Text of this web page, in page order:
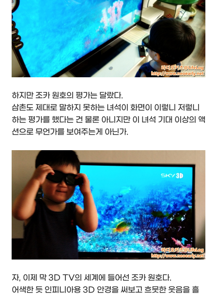
하지만 조카 원호의 평가는 달랐다.
삼촌도 제대로 말하지 못하는 녀석이 화면이 이렇니 저렇니
하는 평가를 했다는 건 물론 아니지만 이 녀석 기대 이상의 액
션으로 무언가를 보여주는게 아닌가.
자, 이제 막 3D TV의 세계에 들어선 조카 원호다.
어색한 듯 인피니아용 3D 안경을 써보고 흐뭇한 웃음을 흘